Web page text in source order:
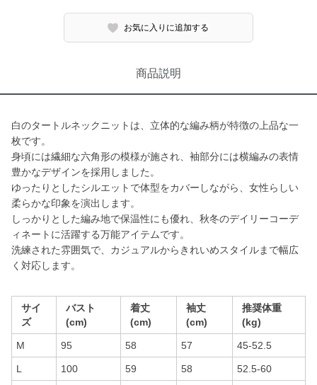
お気に入りに追加する
商品説明
白のタートルネックニットは、立体的な編み柄が特徴の上品な一
枚です。
身頃には繊細な六角形の模様が施され、袖部分には横編みの表情
豊かなデザインを採用しました。
ゆったりとしたシルエットで体型をカバーしながら、女性らしい
柔らかな印象を演出します。
しっかりとした編み地で保温性にも優れ、秋冬のデイリーコーデ
ィネートに活躍する万能アイテムです。
洗練された雰囲気で、カジュアルからきれいめスタイルまで幅広
く対応します。
サイ
ズ
バスト
(cm)
着丈
(cm)
袖丈
(cm)
推奨体重
(kg)
M 95 58 57 45-52.5
L 100 59 58 52.5-60